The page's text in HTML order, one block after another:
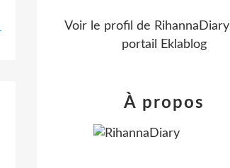
Voir le profil de RihannaDiary
portail Eklablog
À propos